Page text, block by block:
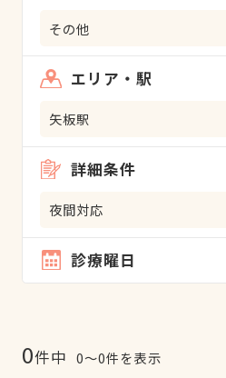
その他
エリア・駅
矢板駅
詳細条件
夜間対応
診療曜日
0件中 0〜0件を表示